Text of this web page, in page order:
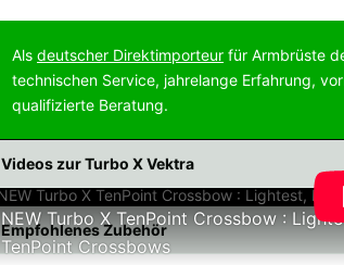
Als deutscher Direktimporteur für Armbrüste
technischen Service, jahrelange Erfahrung,
qualifizierte Beratung.
Videos zur Turbo X Vektra
NEW Turbo X TenPoint Crossbow :
TenPoint Crossbows
Empfohlenes Zubehör